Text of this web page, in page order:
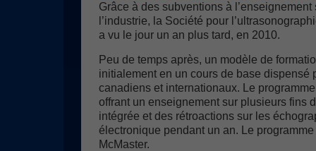
Grâce à des subventions à
l’industrie, la Société pour
a vu le jour un an plus tard, en 2010.
Peu de temps après, un modèle de
initialement en un cours de base dispensé
canadiens et internationaux. Le
offrant un enseignement sur plusieurs fins
intégrée et des rétroactions sur les
électronique pendant un an. Le
McMaster.